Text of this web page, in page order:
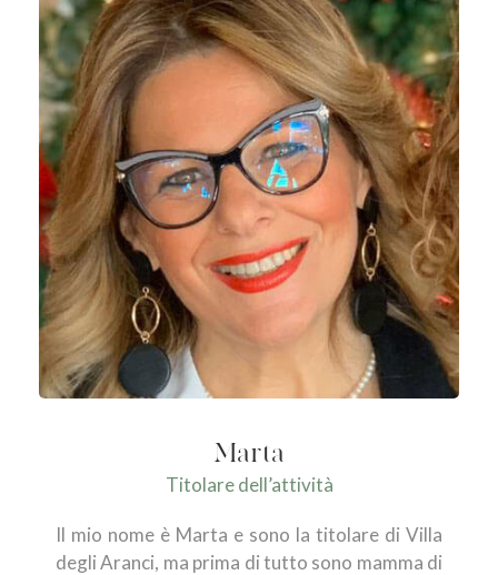
Marta
Titolare dell’attività
Il mio nome è Marta e sono la titolare di Villa
degli Aranci, ma prima di tutto sono mamma di